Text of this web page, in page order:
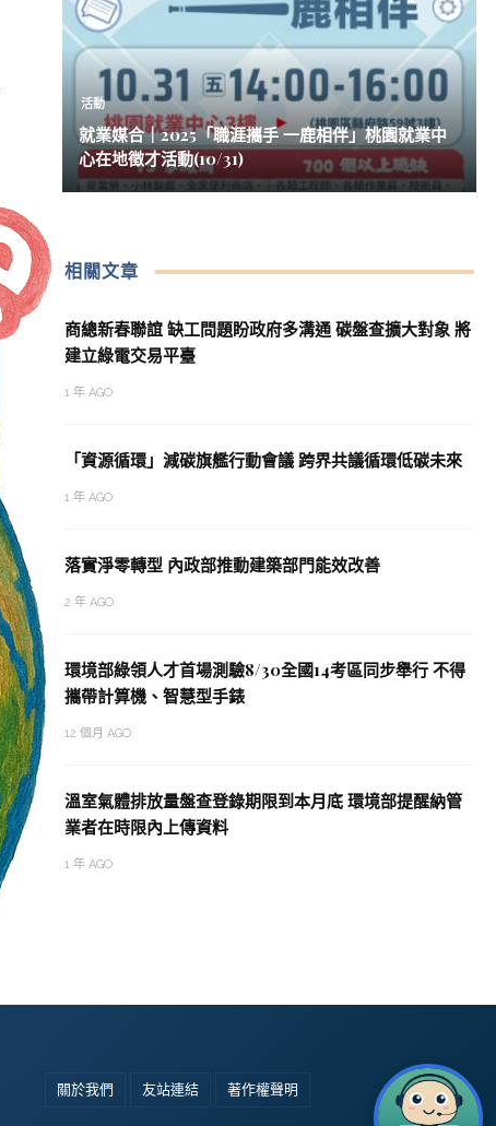
活動
就業媒合｜2025「職涯攜手 一鹿相伴」桃園就業中
心在地徵才活動(10/31)
相關文章
商總新春聯誼 缺工問題盼政府多溝通 碳盤查擴大對象 將
建立綠電交易平臺
1 年 AGO
「資源循環」減碳旗艦行動會議 跨界共議循環低碳未來
1 年 AGO
落實淨零轉型 內政部推動建築部門能效改善
2 年 AGO
環境部綠領人才首場測驗8/30全國14考區同步舉行 不得
攜帶計算機、智慧型手錶
12 個月 AGO
溫室氣體排放量盤查登錄期限到本月底 環境部提醒納管
業者在時限內上傳資料
1 年 AGO
關於我們 友站連結 著作權聲明